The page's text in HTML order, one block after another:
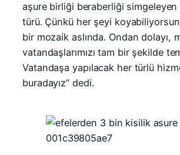
aşure birliği beraberliği
türü. Çünkü her şeyi
bir mozaik aslında. Ondan dolayı,
vatandaşlarımızı tam bir şekilde
Vatandaşa yapılacak her türlü
buradayız” dedi.